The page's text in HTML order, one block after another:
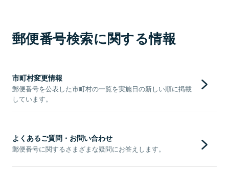
郵便番号検索に関する情報
市町村変更情報
郵便番号を公表した市町村の一覧を実施日の新しい順に掲載
しています。
よくあるご質問・お問い合わせ
郵便番号に関するさまざまな疑問にお答えします。